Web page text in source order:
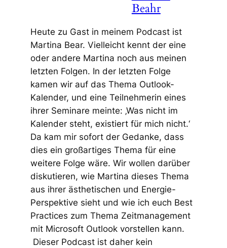
Beahr
Heute zu Gast in meinem Podcast ist
Martina Bear. Vielleicht kennt der eine
oder andere Martina noch aus meinen
letzten Folgen. In der letzten Folge
kamen wir auf das Thema Outlook-
Kalender, und eine Teilnehmerin eines
ihrer Seminare meinte: ‚Was nicht im
Kalender steht, existiert für mich nicht.‘
Da kam mir sofort der Gedanke, dass
dies ein großartiges Thema für eine
weitere Folge wäre. Wir wollen darüber
diskutieren, wie Martina dieses Thema
aus ihrer ästhetischen und Energie-
Perspektive sieht und wie ich euch Best
Practices zum Thema Zeitmanagement
mit Microsoft Outlook vorstellen kann.
Dieser Podcast ist daher kein